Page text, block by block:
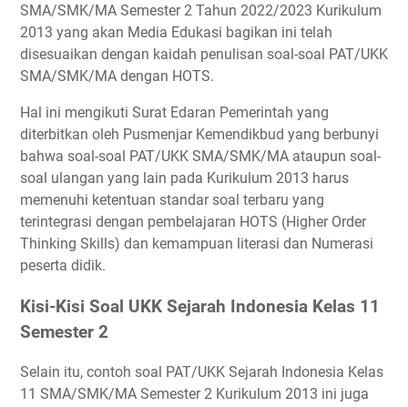
SMA/SMK/MA Semester 2 Tahun 2022/2023 Kurikulum
2013 yang akan Media Edukasi bagikan ini telah
disesuaikan dengan kaidah penulisan soal-soal PAT/UKK
SMA/SMK/MA dengan HOTS.
Hal ini mengikuti Surat Edaran Pemerintah yang
diterbitkan oleh Pusmenjar Kemendikbud yang berbunyi
bahwa soal-soal PAT/UKK SMA/SMK/MA ataupun soal-
soal ulangan yang lain pada Kurikulum 2013 harus
memenuhi ketentuan standar soal terbaru yang
terintegrasi dengan pembelajaran HOTS (Higher Order
Thinking Skills) dan kemampuan literasi dan Numerasi
peserta didik.
Kisi-Kisi Soal UKK Sejarah Indonesia Kelas 11
Semester 2
Selain itu, contoh soal PAT/UKK Sejarah Indonesia Kelas
11 SMA/SMK/MA Semester 2 Kurikulum 2013 ini juga